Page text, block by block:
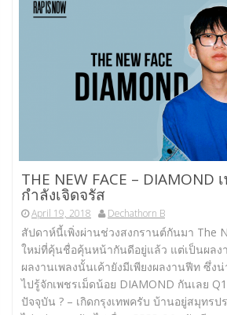
THE NEW FACE – DIAMOND
กำลังเจิดจรัส
April 19, 2018 Dechathorn B
สัปดาห์นี้เพิ่งผ่านช่วงสงกรานต์กันมา The
ใหม่ที่คุ้นชื่อคุ้นหน้ากันดีอยู่แล้ว แต่เป็นผลง
ผลงานเพลงนั้นเค้ายังมีเพียงผลงานฟีท ซึ่ง
ไปรู้จักเพชรเม็ดน้อย DIAMOND กันเลย
ปัจจุบัน ? – เกิดกรุงเทพครับ บ้านอยู่สมุทรป